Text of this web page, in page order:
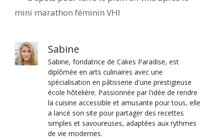
mini marathon féminin VHI
Sabine
Sabine, fondatrice de Cakes Paradise, est
diplômée en arts culinaires avec une
spécialisation en pâtisserie d'une prestigieuse
école hôtelière. Passionnée par l'idée de rendre
la cuisine accessible et amusante pour tous, elle
a lancé son site pour partager des recettes
simples et savoureuses, adaptées aux rythmes
de vie modernes.